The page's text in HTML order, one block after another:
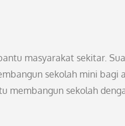
masyarakat sekitar.
sekolah mini bagi
membangun sekolah